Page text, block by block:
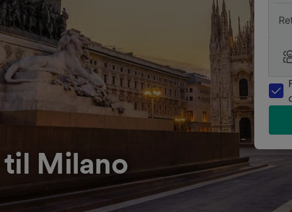
Milano